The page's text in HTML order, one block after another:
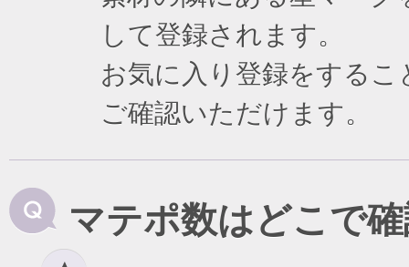
して登録されます。
お気に入り登録をする
ご確認いただけます。
マテポ数はどこで